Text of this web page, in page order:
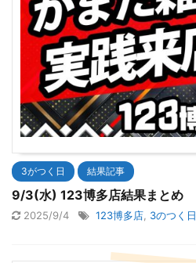
3がつく日 結果記事
9/3(水) 123博多店結果まとめ
2025/9/4 123博多店 3のつく日